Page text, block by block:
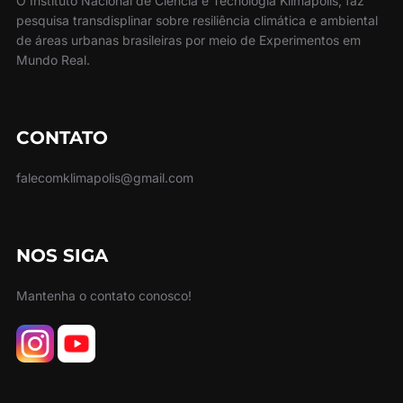
pesquisa transdisplinar sobre resiliência climática e ambiental
de áreas urbanas brasileiras por meio de Experimentos em
Mundo Real.
CONTATO
falecomklimapolis@gmail.com
NOS SIGA
Mantenha o contato conosco!